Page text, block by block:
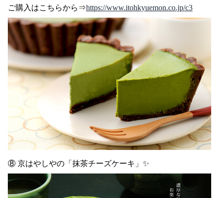
ご購入はこちらから⇒https://www.itohkyuemon.co.jp/c3
⑧ 京はやしやの「抹茶チーズケーキ」✨